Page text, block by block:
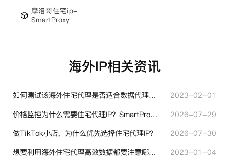
摩洛哥住宅ip-
SmartProxy
海外IP相关资讯
如何测试该海外住宅代理是否适合数据代理使用？
2023-02-01
价格监控为什么需要住宅代理IP？SmartProxy助力跨境商家实现全球竞品数据采集
2026-07-29
做TikTok小店，为什么优先选择住宅代理IP？
2026-07-30
想要利用海外住宅代理高效数据都要注意哪些地方？
2023-01-04